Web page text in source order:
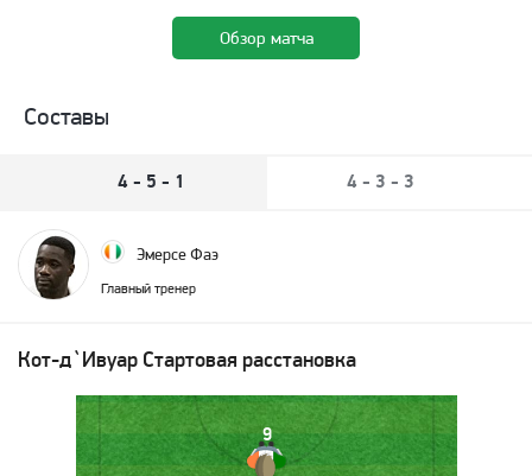
Обзор матча
Составы
4 - 5 - 1 4 - 3 - 3
Эмерсе Фаэ
Главный тренер
Кот-д`Ивуар Стартовая расстановка
9